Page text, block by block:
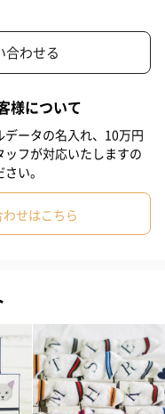
クやストライプなどの
ンカチです。
#親戚女性
#男性 #女性 #夫
#上司女性
#20代後半 #30代
合わせる
様について
ータの名入れ、10万円
フが対応いたしますの
い。
せはこちら